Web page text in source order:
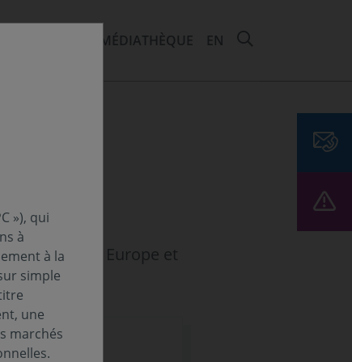
MÉDIATHÈQUE EN
Amérique, Europe et
»), qui
à
à la
simple
une
marchés